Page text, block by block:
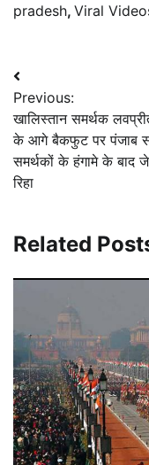
pradesh, Viral
Post
navigation
Previous:
खालिस्तान समर्थक
के आगे बैकफुट पर पंजाब
समर्थकों के हंगामे के
रिहा
Related